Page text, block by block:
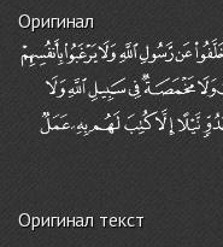
Оригинал
Оригинал текст